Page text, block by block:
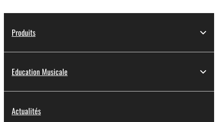
Produits
Education Musicale
Actualités